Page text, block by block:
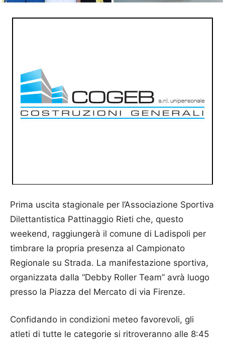
Prima uscita stagionale per l’Associazione Sportiva
Dilettantistica Pattinaggio Rieti che, questo
weekend, raggiungerà il comune di Ladispoli per
timbrare la propria presenza al Campionato
Regionale su Strada. La manifestazione sportiva,
organizzata dalla “Debby Roller Team” avrà luogo
presso la Piazza del Mercato di via Firenze.
Confidando in condizioni meteo favorevoli, gli
atleti di tutte le categorie si ritroveranno alle 8:45